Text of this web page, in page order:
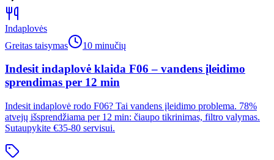
Indaplovės
Greitas taisymas
10 minučių
Indesit indaplovė klaida F06 – vandens įleidimo
sprendimas per 12 min
Indesit indaplovė rodo F06? Tai vandens įleidimo problema. 78%
atvejų išsprendžiama per 12 min: čiaupo tikrinimas, filtro valymas.
Sutaupykite €35-80 servisui.